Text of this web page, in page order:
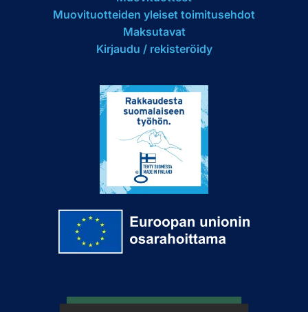
Muovituotteiden yleiset toimitusehdot
Maksutavat
Kirjaudu / rekisteröidy